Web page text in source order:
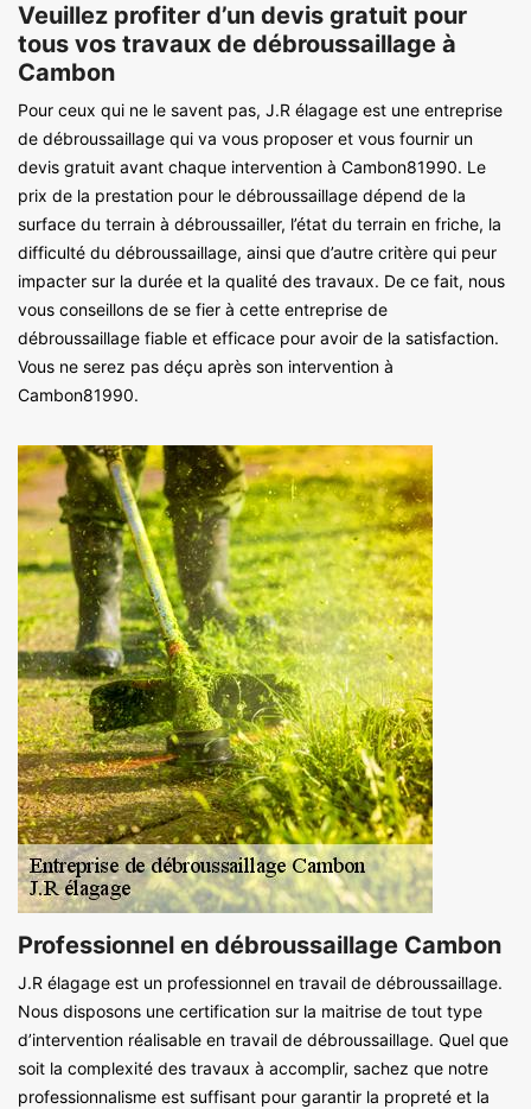
Veuillez profiter d’un devis gratuit pour
tous vos travaux de débroussaillage à
Cambon
Pour ceux qui ne le savent pas, J.R élagage est une entreprise
de débroussaillage qui va vous proposer et vous fournir un
devis gratuit avant chaque intervention à Cambon81990. Le
prix de la prestation pour le débroussaillage dépend de la
surface du terrain à débroussailler, l’état du terrain en friche, la
difficulté du débroussaillage, ainsi que d’autre critère qui peur
impacter sur la durée et la qualité des travaux. De ce fait, nous
vous conseillons de se fier à cette entreprise de
débroussaillage fiable et efficace pour avoir de la satisfaction.
Vous ne serez pas déçu après son intervention à
Cambon81990.
Professionnel en débroussaillage Cambon
J.R élagage est un professionnel en travail de débroussaillage.
Nous disposons une certification sur la maitrise de tout type
d’intervention réalisable en travail de débroussaillage. Quel que
soit la complexité des travaux à accomplir, sachez que notre
professionnalisme est suffisant pour garantir la propreté et la